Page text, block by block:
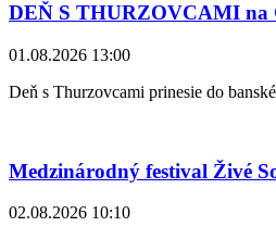
DEŇ S THURZOVCAMI na
01.08.2026 13:00
Deň s Thurzovcami prinesie do
Medzinárodný festival Živé
02.08.2026 10:10